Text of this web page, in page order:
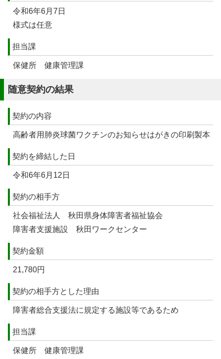
令和6年6月7日
様式は任意
担当課
保健所 健康管理課
随意契約の結果
契約の内容
高齢者用肺炎球菌ワクチンのお知らせはがきの印刷製本
契約を締結した日
令和6年6月12日
契約の相手方
社会福祉法人 秋田県身体障害者福祉協会
障害者支援施設 秋田ワークセンター
契約金額
21,780円
契約の相手方とした理由
障害者総合支援法に規定する施設等であるため
担当課
保健所 健康管理課